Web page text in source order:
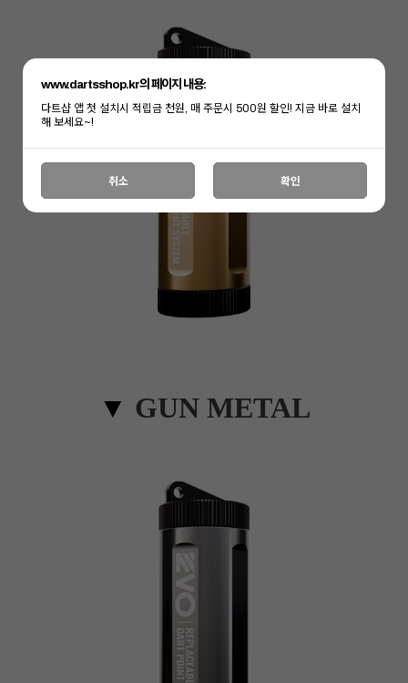
페이코 ID로 페
▼ GUN METAL
www.dartsshop.kr의 페이지 내용:
다트샵 앱 첫 설치시 적립금 천원, 매 주문시 500원 할인! 지금 바로 설치
해 보세요~!
취소 확인